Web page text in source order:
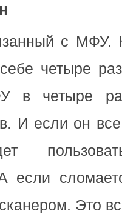
с МФУ.
четыре
в четыре
И если он
если
Это